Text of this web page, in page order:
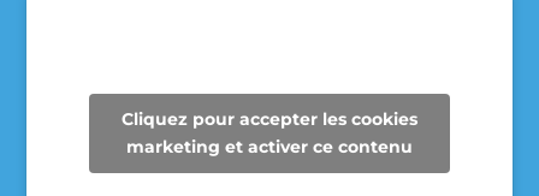
Voici le beau résultat de la collecte d’aujourd’hui !
Un immense merci à tous les parents qui ont
participé et contribué à faire une différence pour
les élèves et pour notre communauté.
Cliquez pour accepter les cookies
marketing et activer ce contenu